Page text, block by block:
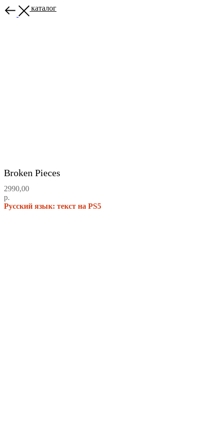
Назад в каталог
Broken Pieces
2990,00
р.
Русский язык: текст на PS5